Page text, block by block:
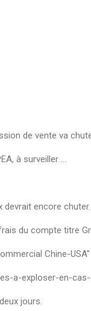
de vente va
à surveiller ...
devrait encore chuter.
du compte titre
Chine-USA"
a-exploser-en-
jours.